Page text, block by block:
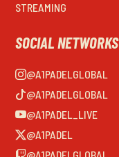
STREAMING
SOCIAL NETWORKS
@A1PADELGLOBAL
@A1PADELGLOBAL
@A1PADEL_LIVE
@A1PADEL